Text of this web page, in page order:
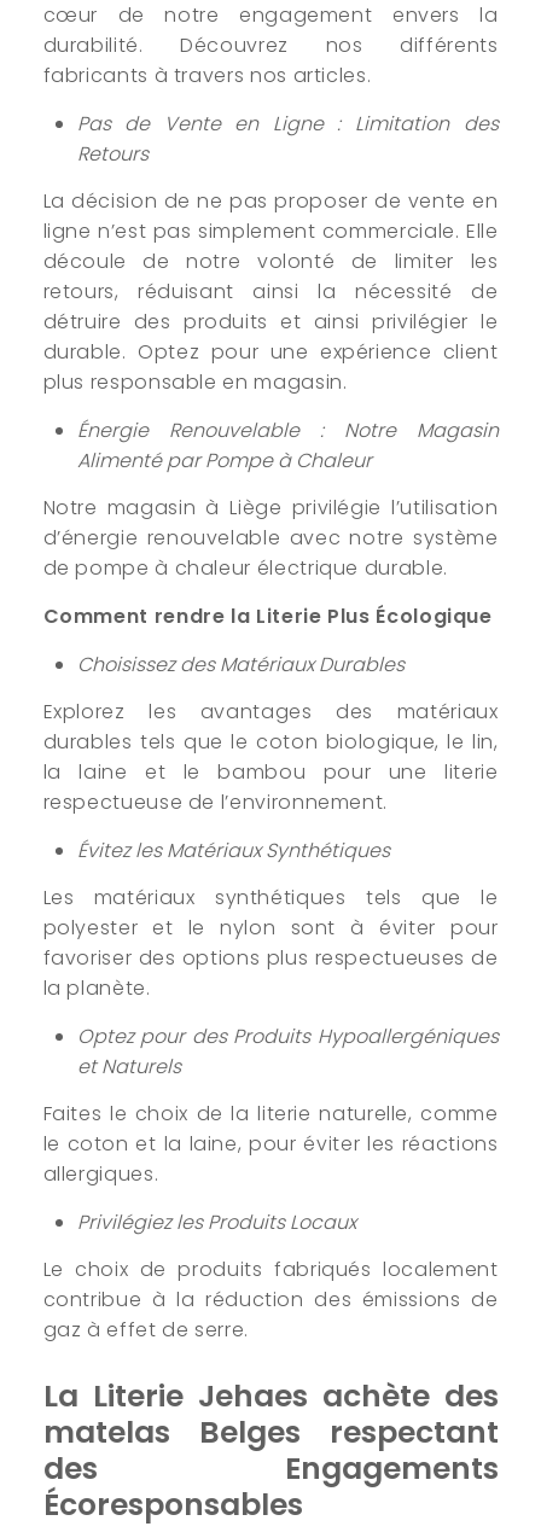
cœur de notre engagement envers la
durabilité. Découvrez nos différents
fabricants à travers nos articles.
Pas de Vente en Ligne : Limitation des
Retours
La décision de ne pas proposer de vente en
ligne n’est pas simplement commerciale. Elle
découle de notre volonté de limiter les
retours, réduisant ainsi la nécessité de
détruire des produits et ainsi privilégier le
durable. Optez pour une expérience client
plus responsable en magasin.
Énergie Renouvelable : Notre Magasin
Alimenté par Pompe à Chaleur
Notre magasin à Liège privilégie l’utilisation
d’énergie renouvelable avec notre système
de pompe à chaleur électrique durable.
Comment rendre la Literie Plus Écologique
Choisissez des Matériaux Durables
Explorez les avantages des matériaux
durables tels que le coton biologique, le lin,
la laine et le bambou pour une literie
respectueuse de l’environnement.
Évitez les Matériaux Synthétiques
Les matériaux synthétiques tels que le
polyester et le nylon sont à éviter pour
favoriser des options plus respectueuses de
la planète.
Optez pour des Produits Hypoallergéniques
et Naturels
Faites le choix de la literie naturelle, comme
le coton et la laine, pour éviter les réactions
allergiques.
Privilégiez les Produits Locaux
Le choix de produits fabriqués localement
contribue à la réduction des émissions de
gaz à effet de serre.
La Literie Jehaes achète des
matelas Belges respectant
des Engagements
Écoresponsables